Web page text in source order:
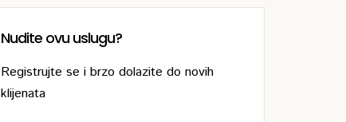
Nudite ovu uslugu?
Registrujte se i brzo dolazite do novih
klijenata